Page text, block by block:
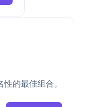
的最佳组合。